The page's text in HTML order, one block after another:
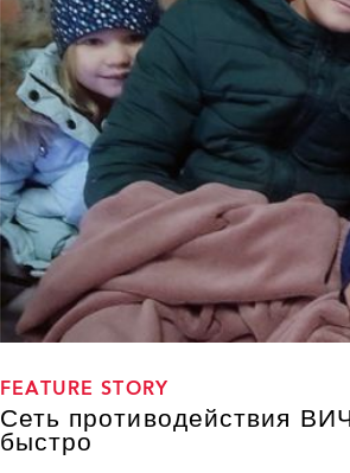
FEATURE STORY
Сеть противодействия
быстро